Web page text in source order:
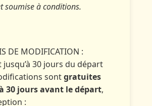
soumise à conditions.
DE MODIFICATION :
30 jours du départ
sontgratuites
30 jours avant le départ,
: